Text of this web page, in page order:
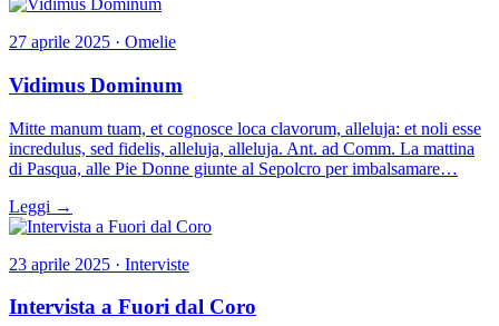
27 aprile 2025 · Omelie
Vidimus Dominum
Mitte manum tuam, et cognosce loca clavorum, alleluja: et noli esse
incredulus, sed fidelis, alleluja, alleluja. Ant. ad Comm. La mattina
di Pasqua, alle Pie Donne giunte al Sepolcro per imbalsamare…
Leggi →
23 aprile 2025 · Interviste
Intervista a Fuori dal Coro